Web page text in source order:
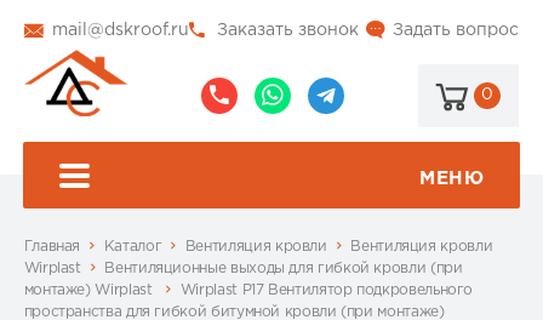
mail@dskroof.ru Задать вопрос
Заказать звонок
0
МЕНЮ
Главная Каталог Вентиляция кровли
Вентиляция кровли
Wirplast
Вентиляционные выходы для гибкой кровли (при
монтаже) Wirplast
Wirplast P17 Вентилятор подкровельного
пространства для гибкой битумной кровли (при монтаже)